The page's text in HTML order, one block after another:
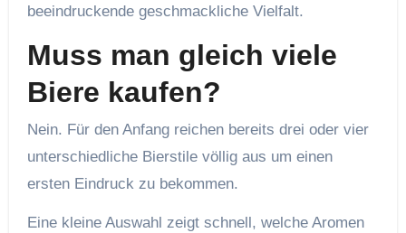
beeindruckende geschmackliche Vielfalt.
Muss man gleich viele
Biere kaufen?
Nein. Für den Anfang reichen bereits drei oder vier
unterschiedliche Bierstile völlig aus um einen
ersten Eindruck zu bekommen.
Eine kleine Auswahl zeigt schnell, welche Aromen